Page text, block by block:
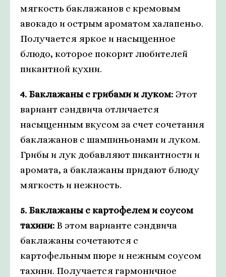
мягкость баклажанов с кремовым
авокадо и острым ароматом халапеньо.
Получается яркое и насыщенное
блюдо, которое покорит любителей
пикантной кухни.
4. Баклажаны с грибами и луком: Этот
вариант сэндвича отличается
насыщенным вкусом за счет сочетания
баклажанов с шампиньонами и луком.
Грибы и лук добавляют пикантности и
аромата, а баклажаны придают блюду
мягкость и нежность.
5. Баклажаны с картофелем и соусом
тахини: В этом варианте сэндвича
баклажаны сочетаются с
картофельным пюре и нежным соусом
тахини. Получается гармоничное